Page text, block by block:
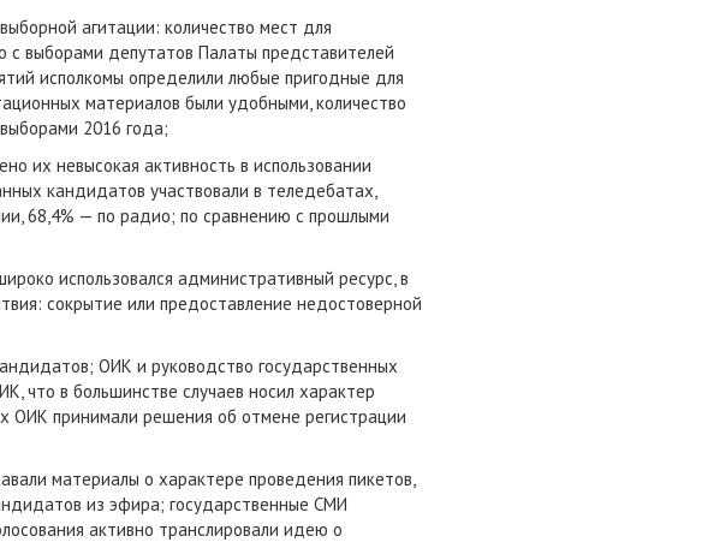
агитации: количество мест для
выборами депутатов Палаты представителей
исполкомы определили любые пригодные для
материалов были удобными, количество
2016 года;
их невысокая активность в использовании
кандидатов участвовали в теледебатах,
68,4% — по радио; по сравнению с прошлыми
использовался административный ресурс, в
сокрытие или предоставление недостоверной
ОИК и руководство государственных
что в большинстве случаев носил характер
ОИК принимали решения об отмене регистрации
материалы о характере проведения пикетов,
из эфира; государственные СМИ
активно транслировали идею о